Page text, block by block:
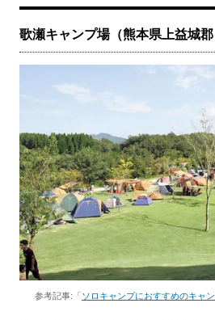
歌瀬キャンプ場（熊本県上益城郡
参考記事:「 ソロキャンプにおすすめのキャ